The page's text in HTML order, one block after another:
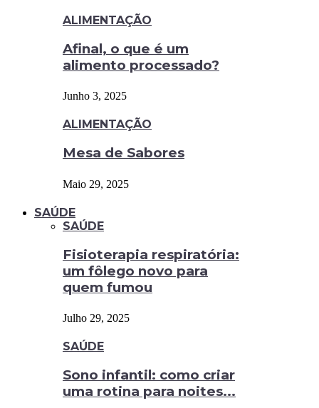
ALIMENTAÇÃO
Afinal, o que é um
alimento processado?
Junho 3, 2025
ALIMENTAÇÃO
Mesa de Sabores
Maio 29, 2025
SAÚDE
SAÚDE
Fisioterapia respiratória:
um fôlego novo para
quem fumou
Julho 29, 2025
SAÚDE
Sono infantil: como criar
uma rotina para noites...